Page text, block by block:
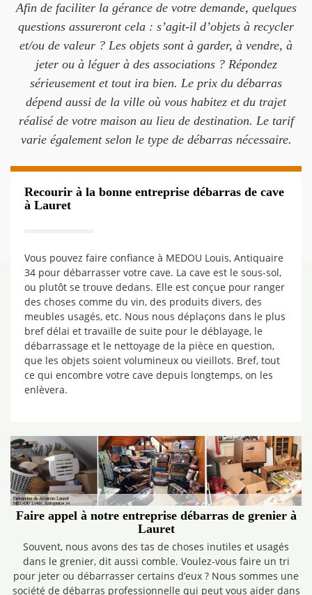
Afin de faciliter la gérance de votre demande, quelques
questions assureront cela : s’agit-il d’objets à recycler
et/ou de valeur ? Les objets sont à garder, à vendre, à
jeter ou à léguer à des associations ? Répondez
sérieusement et tout ira bien. Le prix du débarras
dépend aussi de la ville où vous habitez et du trajet
réalisé de votre maison au lieu de destination. Le tarif
varie également selon le type de débarras nécessaire.
Recourir à la bonne entreprise débarras de cave
à Lauret
Vous pouvez faire confiance à MEDOU Louis, Antiquaire
34 pour débarrasser votre cave. La cave est le sous-sol,
ou plutôt se trouve dedans. Elle est conçue pour ranger
des choses comme du vin, des produits divers, des
meubles usagés, etc. Nous nous déplaçons dans le plus
bref délai et travaille de suite pour le déblayage, le
débarrassage et le nettoyage de la pièce en question,
que les objets soient volumineux ou vieillots. Bref, tout
ce qui encombre votre cave depuis longtemps, on les
enlèvera.
Faire appel à notre entreprise débarras de grenier à
Lauret
Souvent, nous avons des tas de choses inutiles et usagés
dans le grenier, dit aussi comble. Voulez-vous faire un tri
pour jeter ou débarrasser certains d’eux ? Nous sommes une
société de débarras professionnelle qui peut vous aider dans